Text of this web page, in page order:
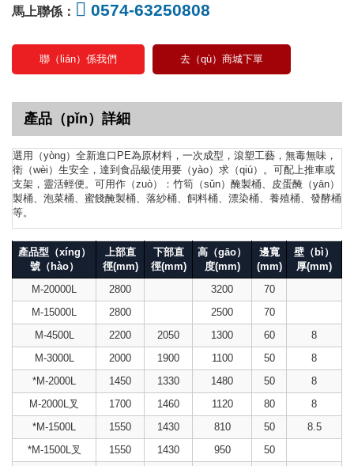
馬上聯係： 0574-63250808
聯（lián）係我們 去（qù）商城下單
產品（pǐn）詳細
選用（yòng）全新進口PE為原材料，一次成型，滾塑工藝，無毒無味，
衛（wèi）生安全，達到食品級使用要（yào）求（qiú）。可配上推車或
支架，靈活輕便。可用作（zuò）：竹筍（sǔn）醃製桶、皮蛋醃（yān）
製桶、泡菜桶、蜜餞醃製桶、落紗桶、飼料桶、漂染桶、養殖桶、發酵桶
等。
產品型（xíng）
號（hào）
上部直
徑(mm)
下部直
徑(mm)
高（gāo）
度(mm)
邊寬
(mm)
壁（bì）
厚(mm)
M-20000L
2800 3200
70
M-15000L
2800 2500
70
M-4500L
2200 2050 1300 60
8
M-3000L
2000 1900 1100 50
8
*M-2000L
1450 1330 1480 50
8
M-2000L叉
1700 1460 1120 80
8
*M-1500L
1550 1430 810 50
8.5
*M-1500L叉
1550 1430 950
50